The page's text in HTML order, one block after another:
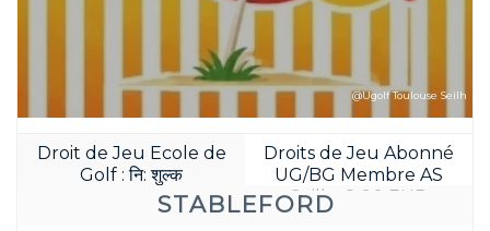
STABLEFORD
Droit de Jeu Ecole de
Golf : नि: शुल्क
Droits de Jeu Abonné
UG/BG Membre AS
Seilh : 8.00 EUR
@Ugolf Toulouse Seilh